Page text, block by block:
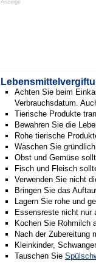
Anzeige
Achten Sie beim
Verbrauchsdatum.
Tierische Produkte
Bewahren Sie die
Rohe tierische
Waschen Sie
Obst und Gemüse
Fisch und Fleisch
Verwenden Sie nicht
Bringen Sie das
Lagern Sie rohe und
Essensreste nicht nur
Kochen Sie Rohmilch
Nach der Zubereitung
Kleinkinder,
Tauschen Sie